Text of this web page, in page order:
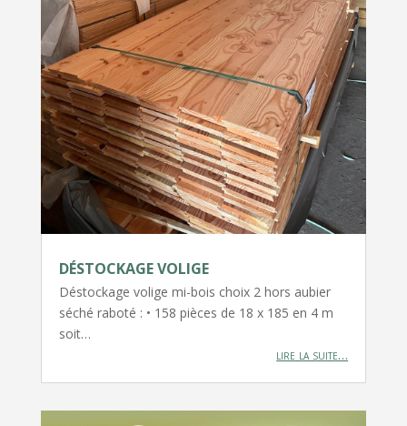
DÉSTOCKAGE VOLIGE
Déstockage volige mi-bois choix 2 hors aubier
séché raboté : • 158 pièces de 18 x 185 en 4 m
soit…
lire la suite…